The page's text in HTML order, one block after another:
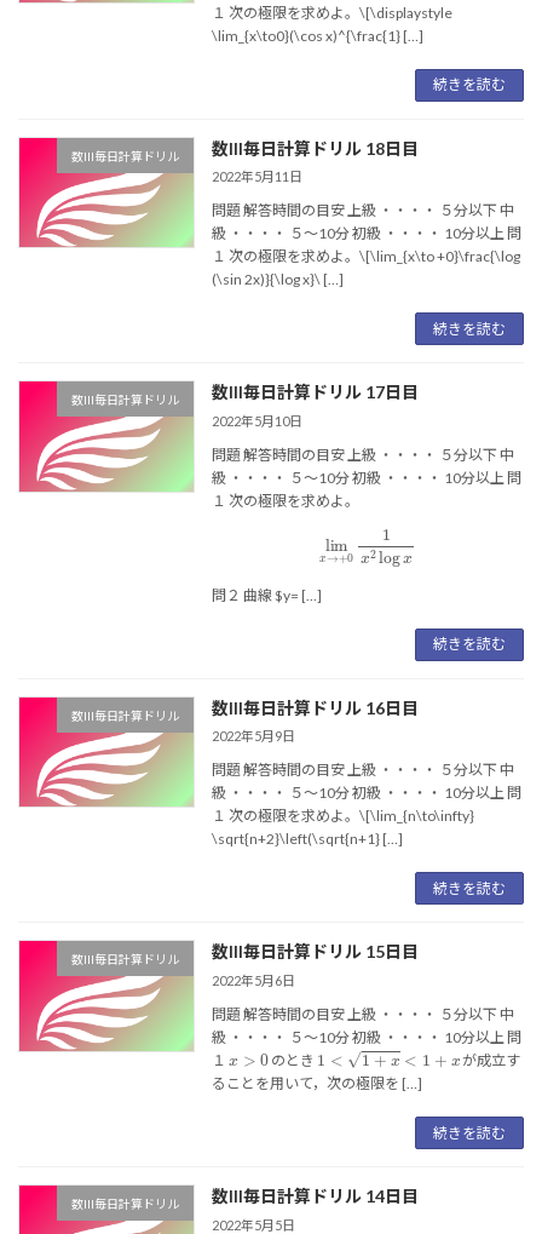
１ 次の極限を求めよ。\[\displaystyle
\lim_{x\to0}(\cos x)^{\frac{1} […]
続きを読む
数III毎日計算ドリル 数III毎日計算ドリル 18日目
2022年5月11日
問題 解答時間の目安 上級 ・・・・ ５分以下 中
級 ・・・・ ５〜10分 初級 ・・・・ 10分以上 問
１ 次の極限を求めよ。\[\lim_{x\to +0}\frac{\log
(\sin 2x)}{\log x}\ […]
続きを読む
数III毎日計算ドリル 数III毎日計算ドリル 17日目
2022年5月10日
問題 解答時間の目安 上級 ・・・・ ５分以下 中
級 ・・・・ ５〜10分 初級 ・・・・ 10分以上 問
１ 次の極限を求めよ。
x
問２ 曲線 $y= […]
続きを読む
数III毎日計算ドリル 数III毎日計算ドリル 16日目
2022年5月9日
問題 解答時間の目安 上級 ・・・・ ５分以下 中
級 ・・・・ ５〜10分 初級 ・・・・ 10分以上 問
１ 次の極限を求めよ。\[\lim_{n\to\infty}
\sqrt{n+2}\left(\sqrt{n+1} […]
続きを読む
数III毎日計算ドリル 数III毎日計算ドリル 15日目
2022年5月6日
問題 解答時間の目安 上級 ・・・・ ５分以下 中
級 ・・・・ ５〜10分 初級 ・・・・ 10分以上 問
１
のとき
1<1+x<1+x
が成立す
ることを用いて，次の極限を […]
続きを読む
数III毎日計算ドリル 数III毎日計算ドリル 14日目
2022年5月5日